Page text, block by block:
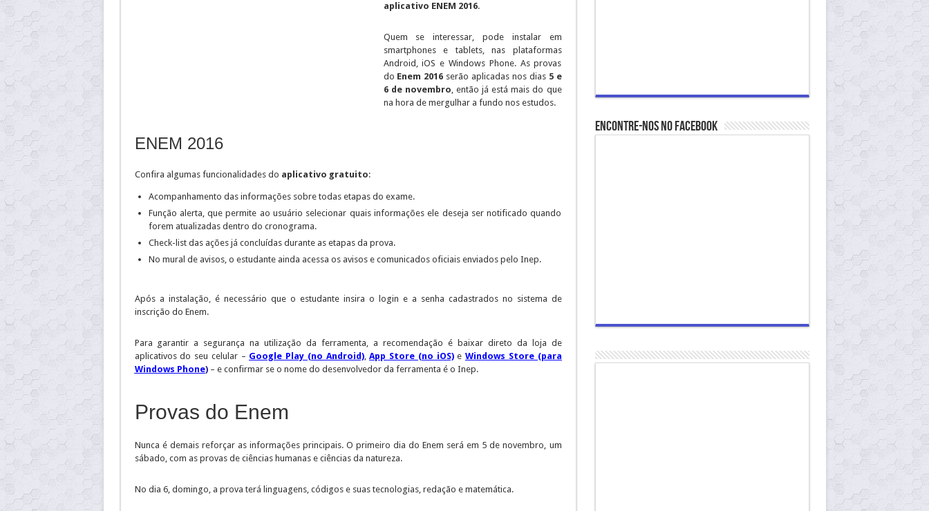
aplicativo ENEM 2016.
Quem se interessar, pode instalar em
smartphones e tablets, nas plataformas
Android, iOS e Windows Phone. As provas
do Enem 2016 serão aplicadas nos dias 5 e
6 de novembro, então já está mais do que
na hora de mergulhar a fundo nos estudos.
ENEM 2016
Confira algumas funcionalidades do aplicativo gratuito:
Acompanhamento das informações sobre todas etapas do exame.
Função alerta, que permite ao usuário selecionar quais informações ele deseja ser notificado quando
forem atualizadas dentro do cronograma.
Check-list das ações já concluídas durante as etapas da prova.
No mural de avisos, o estudante ainda acessa os avisos e comunicados oficiais enviados pelo Inep.
Após a instalação, é necessário que o estudante insira o login e a senha cadastrados no sistema de
inscrição do Enem.
Para garantir a segurança na utilização da ferramenta, a recomendação é baixar direto da loja de
aplicativos do seu celular – Google Play (no Android),App Store (no iOS)e Windows Store (para
Windows Phone)– e confirmar se o nome do desenvolvedor da ferramenta é o Inep.
Provas do Enem
Nunca é demais reforçar as informações principais. O primeiro dia do Enem será em 5 de novembro, um
sábado, com as provas de ciências humanas e ciências da natureza.
No dia 6, domingo, a prova terá linguagens, códigos e suas tecnologias, redação e matemática.
Encontre-nos no Facebook